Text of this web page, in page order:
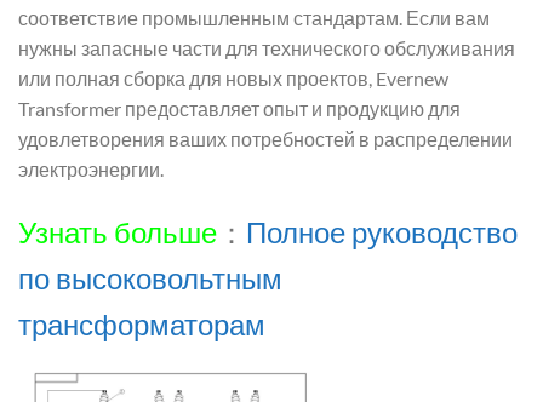
соответствие промышленным стандартам. Если вам
нужны запасные части для технического обслуживания
или полная сборка для новых проектов, Evernew
Transformer предоставляет опыт и продукцию для
удовлетворения ваших потребностей в распределении
электроэнергии.
Узнать больше ： Полное руководство
по высоковольтным
трансформаторам